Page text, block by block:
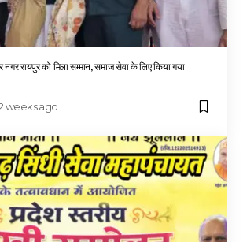
नगर रायपुर को मिला सम्मान, समाज सेवा के लिए किया गया
weeks ago